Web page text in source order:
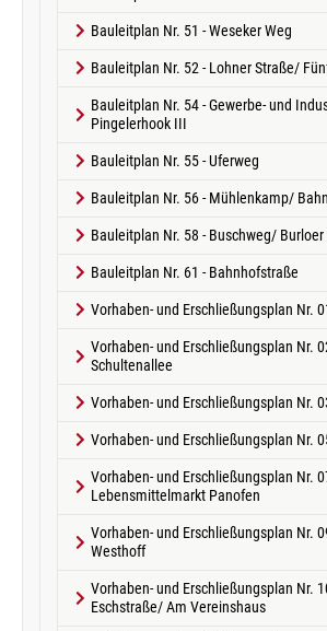
Bauleitplan Nr. 51 - Weseker Weg
Bauleitplan Nr. 52 - Lohner Straße/
Bauleitplan Nr. 54 - Gewerbe- und
Pingelerhook III
Bauleitplan Nr. 55 - Uferweg
Bauleitplan Nr. 56 - Mühlenkamp/
Bauleitplan Nr. 58 - Buschweg/ Burloer
Bauleitplan Nr. 61 - Bahnhofstraße
Vorhaben- und Erschließungsplan Nr.
Vorhaben- und Erschließungsplan Nr.
Schultenallee
Vorhaben- und Erschließungsplan Nr.
Vorhaben- und Erschließungsplan Nr.
Vorhaben- und Erschließungsplan Nr.
Lebensmittelmarkt Panofen
Vorhaben- und Erschließungsplan Nr.
Westhoff
Vorhaben- und Erschließungsplan Nr.
Eschstraße/ Am Vereinshaus